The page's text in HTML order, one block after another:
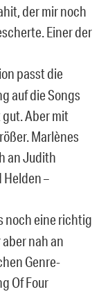
der mir noch
Einer der
passt die
auf die Songs
Aber mit
Marlènes
an Judith
Helden –
noch eine richtig
nah an
Genre-
Of Four